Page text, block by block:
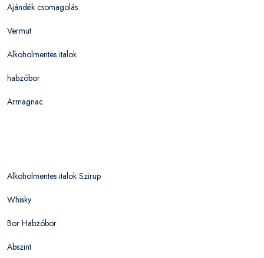
Ajándék csomagolás
Vermut
Alkoholmentes italok
habzóbor
Armagnac
Alkoholmentes italok Szirup
Whisky
Bor Habzóbor
Abszint